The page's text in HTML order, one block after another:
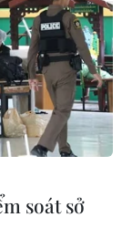
soát sở